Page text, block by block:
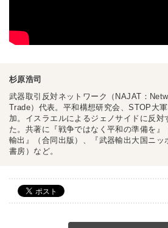
杉原浩司
武器取引反対ネットワーク（NAJAT：
Trade）代表。平和構想研究会、STOP大
加。イスラエルによるジェノサイドに反対
た。共著に『戦争ではなく平和の準備を』
輸出』（合同出版）、『武器輸出大国ニッ
書房）など。